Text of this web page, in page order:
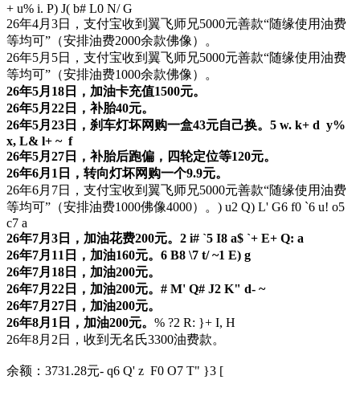
+ u% i. P) J( b# L0 N/ G
26年4月3日，支付宝收到翼飞师兄5000元善款“随缘使用油费
等均可”（安排油费2000余款佛像）。
26年5月5日，支付宝收到翼飞师兄5000元善款“随缘使用油费
等均可”（安排油费1000余款佛像）。
26年5月18日，加油卡充值1500元。
26年5月22日，补胎40元。
26年5月23日，刹车灯坏网购一盒43元自己换。 5 w. k+ d y%
x, L& l+ ~ f
26年5月27日，补胎后跑偏，四轮定位等120元。
26年6月1日，转向灯坏网购一个9.9元。
26年6月7日，支付宝收到翼飞师兄5000元善款“随缘使用油费
等均可”（安排油费1000佛像4000）。 ) u2 Q) L' G6 f0 `6 u! o5
c7 a
26年7月3日，加油花费200元。 2 i# `5 I8 a$ `+ E+ Q: a
26年7月11日，加油160元。 6 B8 \7 t/ ~1 E) g
26年7月18日，加油200元。
26年7月22日，加油200元。 # M' Q# J2 K" d- ~
26年7月27日，加油200元。
26年8月1日，加油200元。 % ?2 R: }+ I, H
26年8月2日，收到无名氏3300油费款。
余额：3731.28元- q6 Q' z F0 O7 T" }3 [